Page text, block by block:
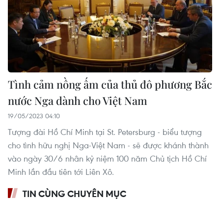
Tình cảm nồng ấm của thủ đô phương Bắc
nước Nga dành cho Việt Nam
19/05/2023 04:10
Tượng đài Hồ Chí Minh tại St. Petersburg - biểu tượng
cho tình hữu nghị Nga-Việt Nam - sẽ được khánh thành
vào ngày 30/6 nhân kỷ niệm 100 năm Chủ tịch Hồ Chí
Minh lần đầu tiên tới Liên Xô.
TIN CÙNG CHUYÊN MỤC